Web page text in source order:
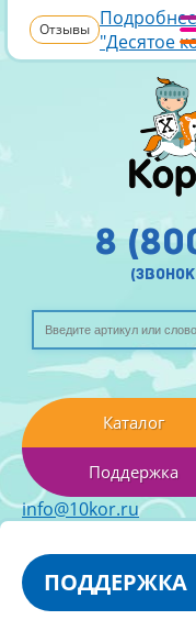
Отзывы
"Десятое
8
Каталог
Поддержка
info@10kor.ru
ПОДДЕРЖКА